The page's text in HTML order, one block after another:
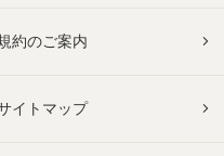
約のご案内
イトマップ